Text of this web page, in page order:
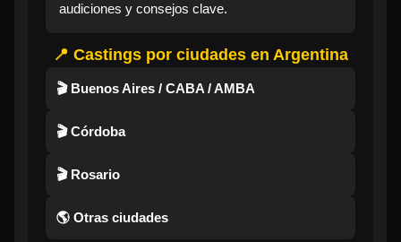
audiciones y consejos clave.
📍 Castings por ciudades en Argentina
🎬 Buenos Aires / CABA / AMBA
🎬 Córdoba
🎬 Rosario
🌎 Otras ciudades